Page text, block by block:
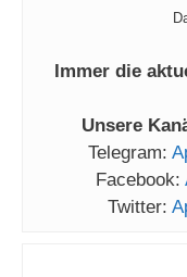
Immer die
Unsere
Telegram:
Facebook:
Twitter: